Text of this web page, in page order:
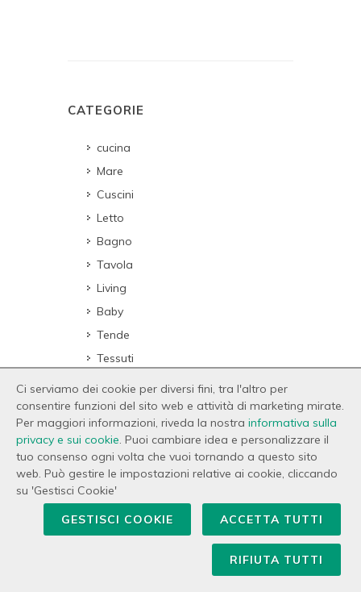
Ci serviamo dei cookie per diversi fini, tra l'altro per
consentire funzioni del sito web e attività di marketing mirate.
Per maggiori informazioni, riveda la nostra informativa sulla
privacy e sui cookie. Puoi cambiare idea e personalizzare il
tuo consenso ogni volta che vuoi tornando a questo sito
web. Può gestire le impostazioni relative ai cookie, cliccando
su 'Gestisci Cookie'
GESTISCI COOKIE
ACCETTA TUTTI
RIFIUTA TUTTI
CATEGORIE
cucina
Mare
Cuscini
Letto
Bagno
Tavola
Living
Baby
Tende
Tessuti
NOVITÀ
2 pz SPA
49,00 € Bagno